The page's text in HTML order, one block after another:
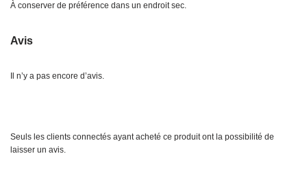
À conserver de préférence dans un endroit sec.
Avis
Il n’y a pas encore d’avis.
Seuls les clients connectés ayant acheté ce produit ont la possibilité de
laisser un avis.